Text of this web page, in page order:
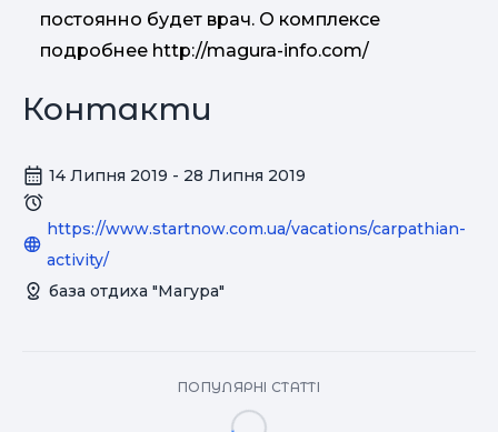
постоянно будет врач. О комплексе
подробнее http://magura-info.com/
Контакти
14 Липня 2019 - 28 Липня 2019
https://www.startnow.com.ua/vacations/carpathian-
activity/
база отдиха "Магура"
ПОПУЛЯРНІ СТАТТІ